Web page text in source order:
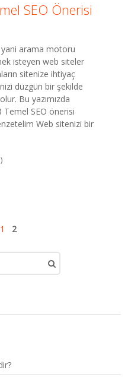
SEO Önerisi
yani arama motoru
isteyen web siteler
sitenize ihtiyaç
düzgün bir şekilde
Bu yazımızda
Temel SEO önerisi
Web sitenizi bir
1 2